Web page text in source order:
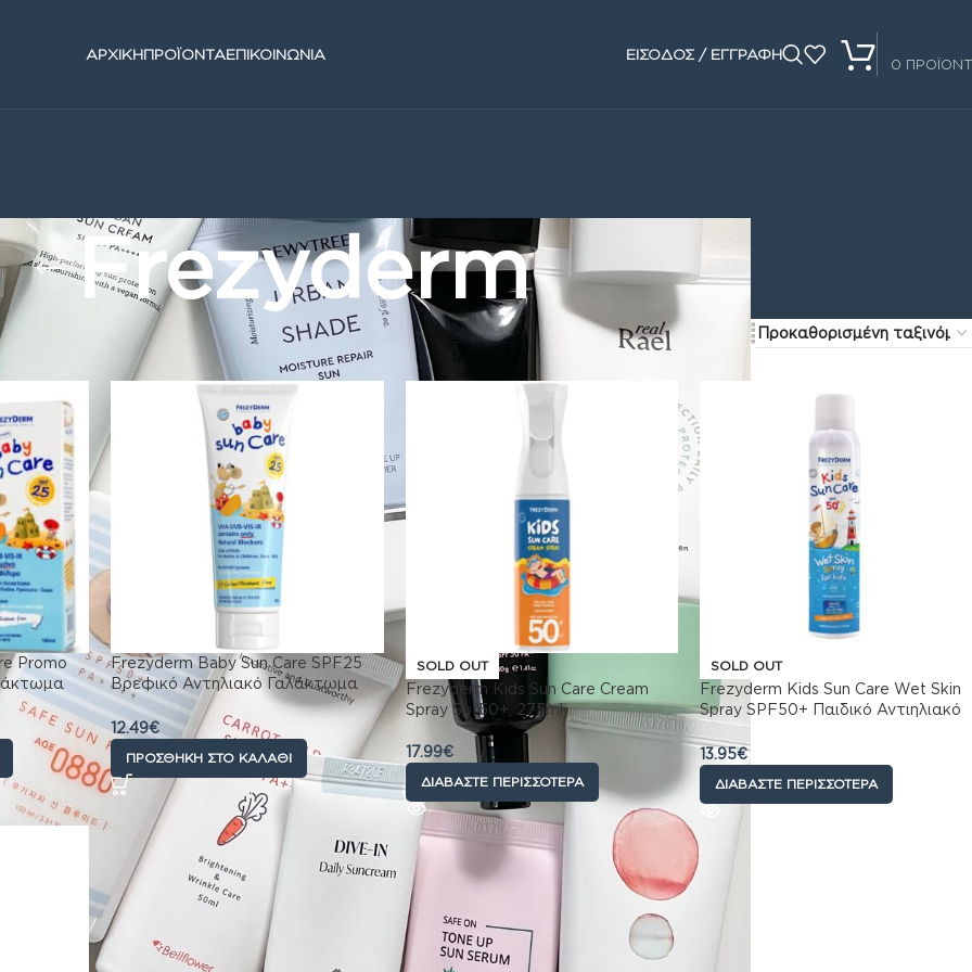
ΑΡΧΙΚΗΠΡΟΪΟΝΤΑΕΠΙΚΟΙΝΩΝΙΑ ΕΙΣΟΔΟΣ / ΕΓΓΡΑΦΗ
0
Frezyderm
Show 24 32
Promo
Frezyderm Baby Sun Care SPF25
Βρεφικό Αντηλιακό Γαλάκτωμα
Προσώπου & Σώματος, 100ml
12.49€
ΠΡΟΣΘΉΚΗ ΣΤΟ ΚΑΛΆΘΙ
SOLD OUT
Frezyderm Kids Sun Care Cream
Spray Spf50+, 275ml
17.99€
ΔΙΑΒΆΣΤΕ ΠΕΡΙΣΣΌΤΕΡΑ
SOLD OUT
Frezyderm Kids Sun Care Wet Skin
Spray SPF50+ Παιδικό Αντιηλιακό
Spray που Ψεκάζεται Απευθείας
σε Βρεγμένο Δέρμα, 200ml
13.95€
ΔΙΑΒΆΣΤΕ ΠΕΡΙΣΣΌΤΕΡΑ